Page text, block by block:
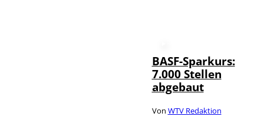
BASF-Sparkurs:
7.000 Stellen
abgebaut
Von WTV Redaktion